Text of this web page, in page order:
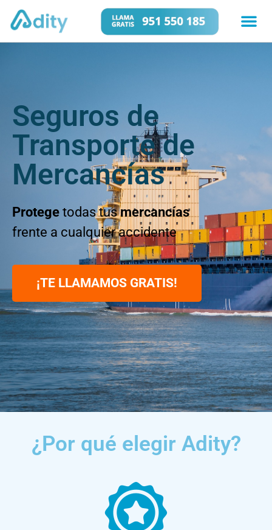
Seguros de
Transporte de
Mercancías
Protege todas tusmercancías
frente a cualquier accidente
¡TE LLAMAMOS GRATIS!
¿Por qué elegir Adity?